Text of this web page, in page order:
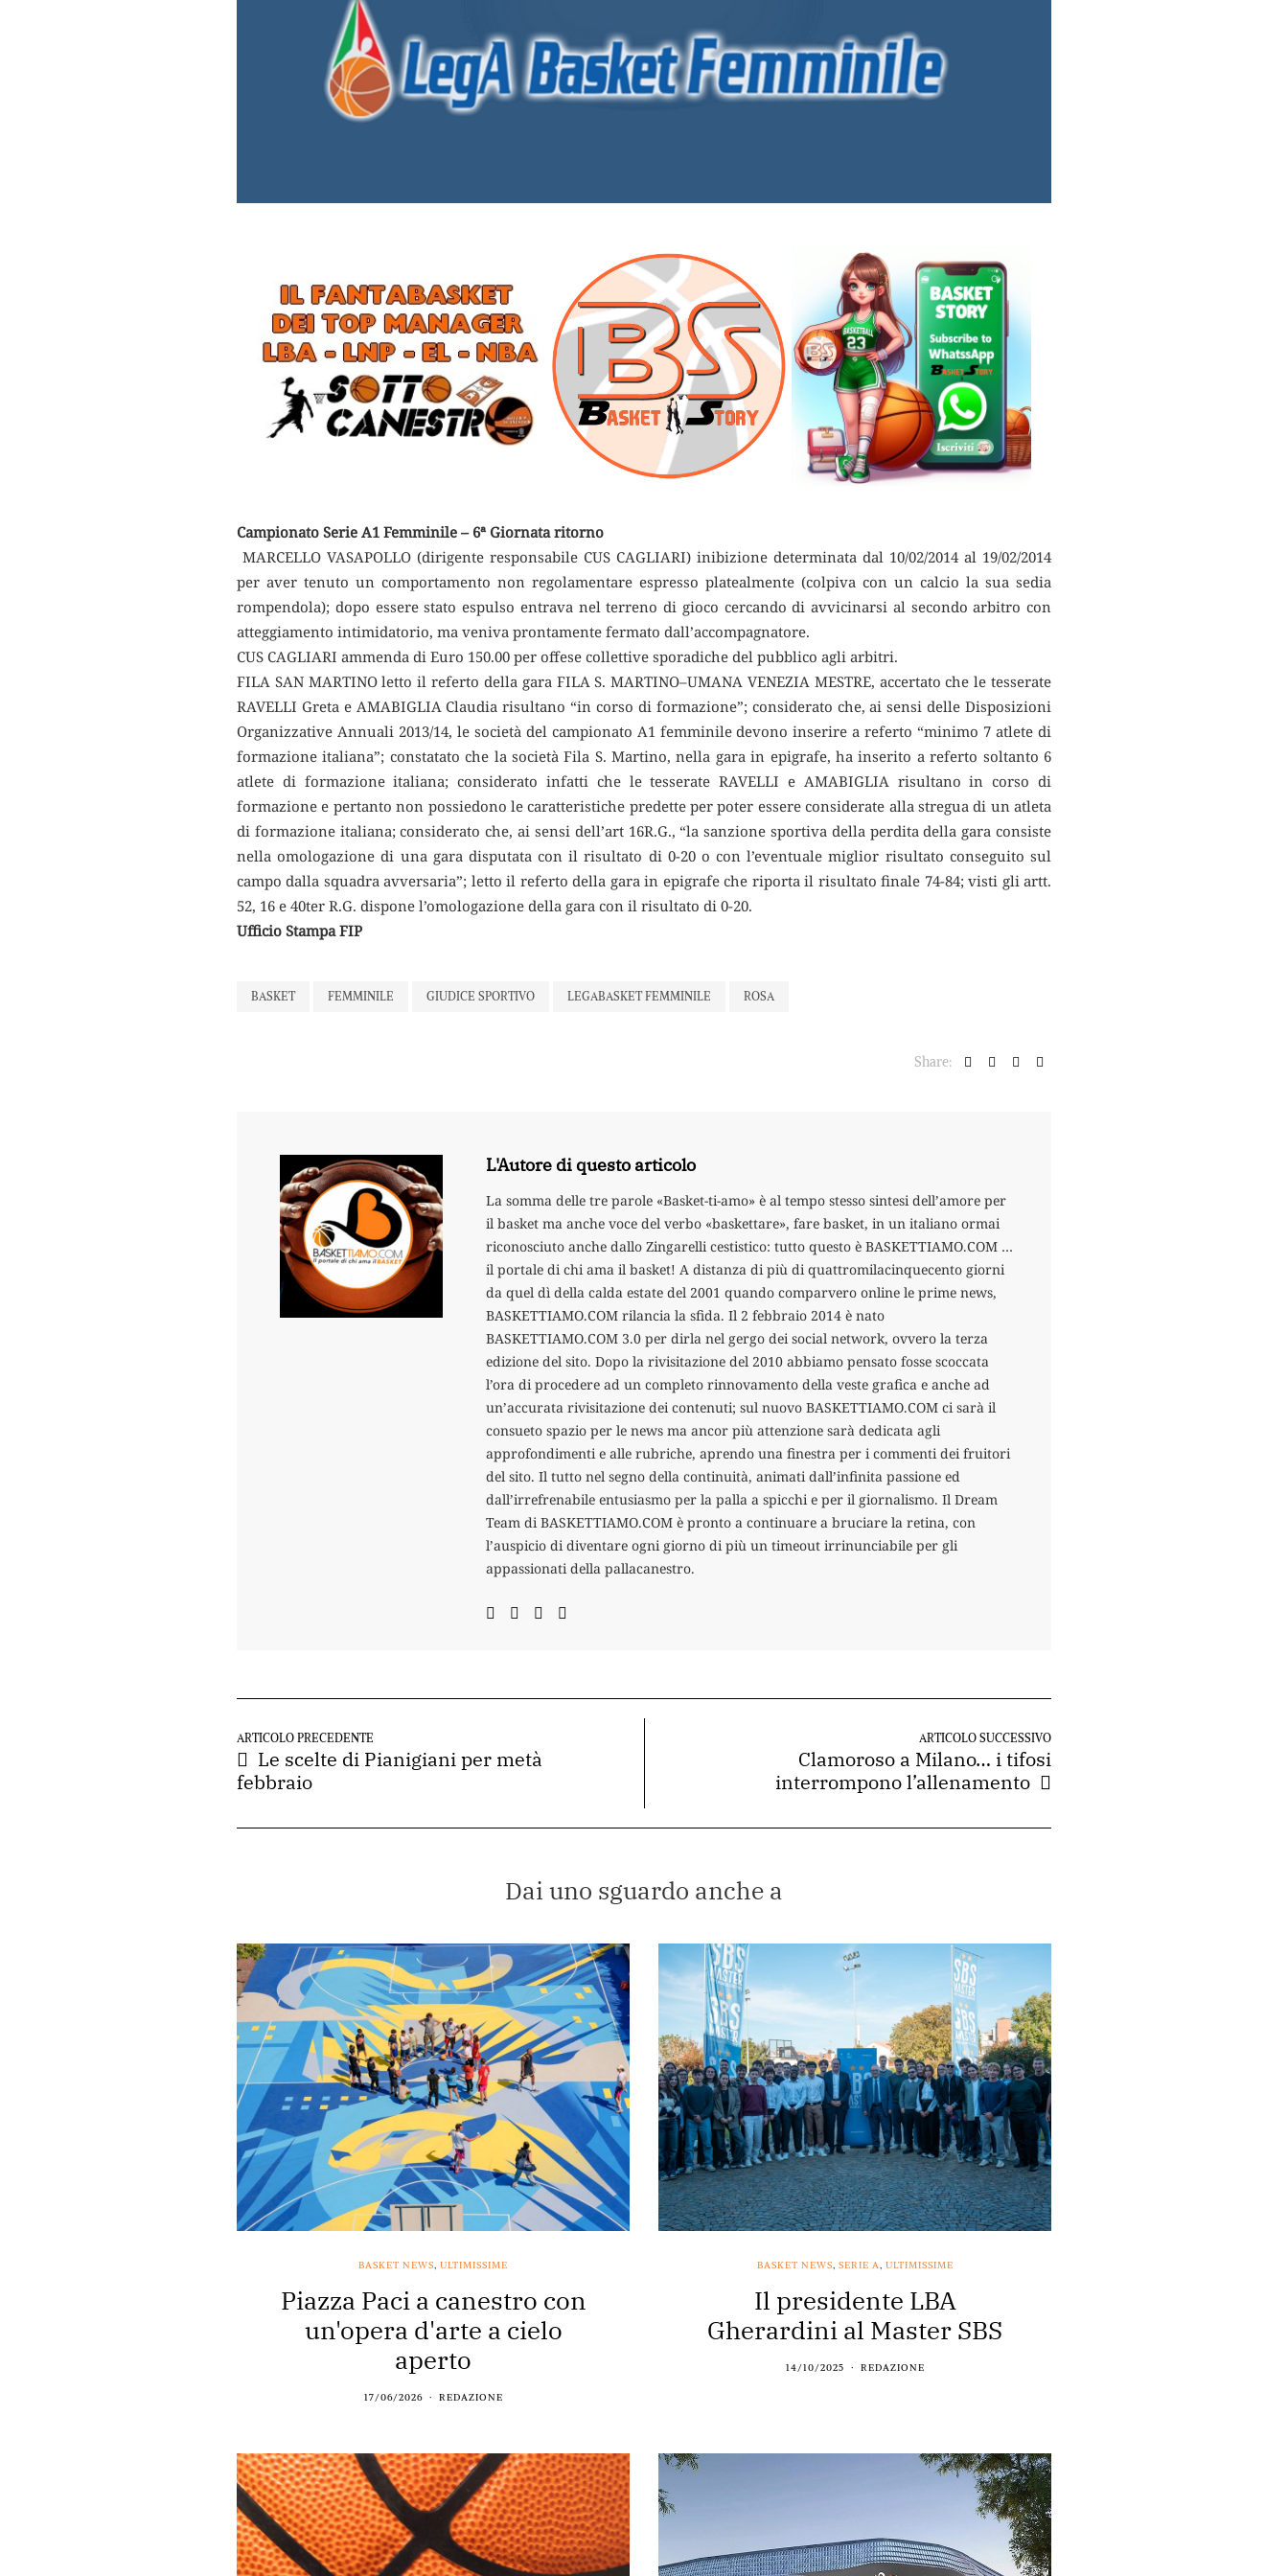
Campionato Serie A1 Femminile – 6ª Giornata ritorno
MARCELLO VASAPOLLO (dirigente responsabile CUS CAGLIARI) inibizione determinata dal 10/02/2014 al 19/02/2014
per aver tenuto un comportamento non regolamentare espresso platealmente (colpiva con un calcio la sua sedia
rompendola); dopo essere stato espulso entrava nel terreno di gioco cercando di avvicinarsi al secondo arbitro con
atteggiamento intimidatorio, ma veniva prontamente fermato dall’accompagnatore.
CUS CAGLIARI ammenda di Euro 150.00 per offese collettive sporadiche del pubblico agli arbitri.
FILA SAN MARTINO letto il referto della gara FILA S. MARTINO–UMANA VENEZIA MESTRE, accertato che le tesserate
RAVELLI Greta e AMABIGLIA Claudia risultano “in corso di formazione”; considerato che, ai sensi delle Disposizioni
Organizzative Annuali 2013/14, le società del campionato A1 femminile devono inserire a referto “minimo 7 atlete di
formazione italiana”; constatato che la società Fila S. Martino, nella gara in epigrafe, ha inserito a referto soltanto 6
atlete di formazione italiana; considerato infatti che le tesserate RAVELLI e AMABIGLIA risultano in corso di
formazione e pertanto non possiedono le caratteristiche predette per poter essere considerate alla stregua di un atleta
di formazione italiana; considerato che, ai sensi dell’art 16R.G., “la sanzione sportiva della perdita della gara consiste
nella omologazione di una gara disputata con il risultato di 0-20 o con l’eventuale miglior risultato conseguito sul
campo dalla squadra avversaria”; letto il referto della gara in epigrafe che riporta il risultato finale 74-84; visti gli artt.
52, 16 e 40ter R.G. dispone l’omologazione della gara con il risultato di 0-20.
Ufficio Stampa FIP
BASKET FEMMINILE GIUDICE SPORTIVO LEGABASKET FEMMINILE ROSA
Share:
L'Autore di questo articolo
La somma delle tre parole «Basket-ti-amo» è al tempo stesso sintesi dell’amore per
il basket ma anche voce del verbo «baskettare», fare basket, in un italiano ormai
riconosciuto anche dallo Zingarelli cestistico: tutto questo è BASKETTIAMO.COM …
il portale di chi ama il basket! A distanza di più di quattromilacinquecento giorni
da quel dì della calda estate del 2001 quando comparvero online le prime news,
BASKETTIAMO.COM rilancia la sfida. Il 2 febbraio 2014 è nato
BASKETTIAMO.COM 3.0 per dirla nel gergo dei social network, ovvero la terza
edizione del sito. Dopo la rivisitazione del 2010 abbiamo pensato fosse scoccata
l’ora di procedere ad un completo rinnovamento della veste grafica e anche ad
un’accurata rivisitazione dei contenuti; sul nuovo BASKETTIAMO.COM ci sarà il
consueto spazio per le news ma ancor più attenzione sarà dedicata agli
approfondimenti e alle rubriche, aprendo una finestra per i commenti dei fruitori
del sito. Il tutto nel segno della continuità, animati dall’infinita passione ed
dall’irrefrenabile entusiasmo per la palla a spicchi e per il giornalismo. Il Dream
Team di BASKETTIAMO.COM è pronto a continuare a bruciare la retina, con
l’auspicio di diventare ogni giorno di più un timeout irrinunciabile per gli
appassionati della pallacanestro.
ARTICOLO PRECEDENTE
Le scelte di Pianigiani per metà
febbraio
ARTICOLO SUCCESSIVO
Clamoroso a Milano… i tifosi
interrompono l’allenamento
Dai uno sguardo anche a
BASKET NEWS, ULTIMISSIME
Piazza Paci a canestro con
un'opera d'arte a cielo
aperto
17/06/2026 REDAZIONE
BASKET NEWS, SERIE A, ULTIMISSIME
Il presidente LBA
Gherardini al Master SBS
14/10/2025 REDAZIONE